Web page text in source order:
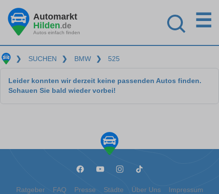
Automarkt
Hilden.de
Autos einfach finden
☰
❯ SUCHEN ❯ BMW ❯ 525
Leider konnten wir derzeit keine passenden Autos finden.
Schauen Sie bald wieder vorbei!
Ratgeber FAQ Presse Städte Über Uns Impressum